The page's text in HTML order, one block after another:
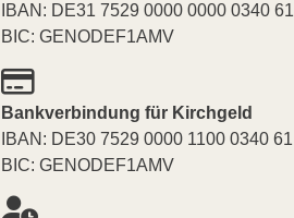
IBAN: DE31 7529 0000 0000 0340 61
BIC: GENODEF1AMV
Bankverbindung für Kirchgeld
IBAN: DE30 7529 0000 1100 0340 61
BIC: GENODEF1AMV